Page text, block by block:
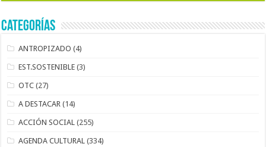
Categorías
ANTROPIZADO (4)
EST.SOSTENIBLE (3)
OTC (27)
A DESTACAR (14)
ACCIÓN SOCIAL (255)
AGENDA CULTURAL (334)